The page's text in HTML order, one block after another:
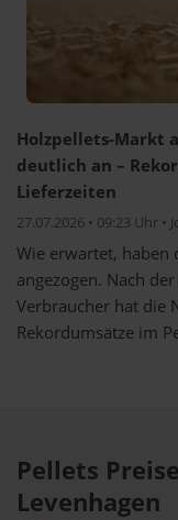
Holzpellets-Markt
deutlich an –
Lieferzeiten
27.07.2026 • 09:23 Uhr •
Wie erwartet, haben
angezogen. Nach
Verbraucher hat die
Rekordumsätze im
Pellets
Levenhagen